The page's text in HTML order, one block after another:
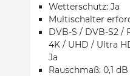
Wetterschutz: Ja
Multischalter
DVB-S / DVB-S2 /
4K / UHD / Ultra
Ja
Rauschmaß: 0,1 dB